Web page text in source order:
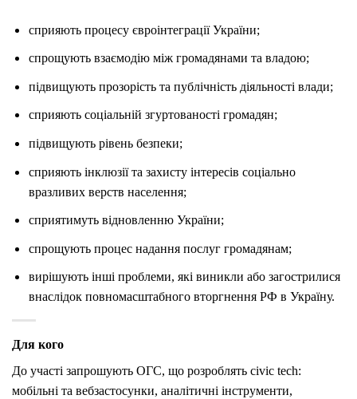
сприяють процесу євроінтеграції України;
спрощують взаємодію між громадянами та владою;
підвищують прозорість та публічність діяльності влади;
сприяють соціальній згуртованості громадян;
підвищують рівень безпеки;
сприяють інклюзії та захисту інтересів соціально
вразливих верств населення;
сприятимуть відновленню України;
спрощують процес надання послуг громадянам;
вирішують інші проблеми, які виникли або загострилися
внаслідок повномасштабного вторгнення РФ в Україну.
Для кого
До участі запрошують ОГС, що розроблять civic tech:
мобільні та вебзастосунки, аналітичні інструменти,